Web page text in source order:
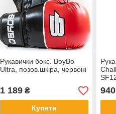
Рукавички бокс. BoyBo
Ultra, позов.шкіра, червоні
1 189₴
Купити
940